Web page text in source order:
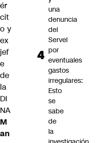
ér
cit
o y
ex
jef
e
de
la
DI
NA
M
an
una
denuncia
del
Servel
por
eventuales
gastos
irregulares:
Esto
se
sabe
de
la